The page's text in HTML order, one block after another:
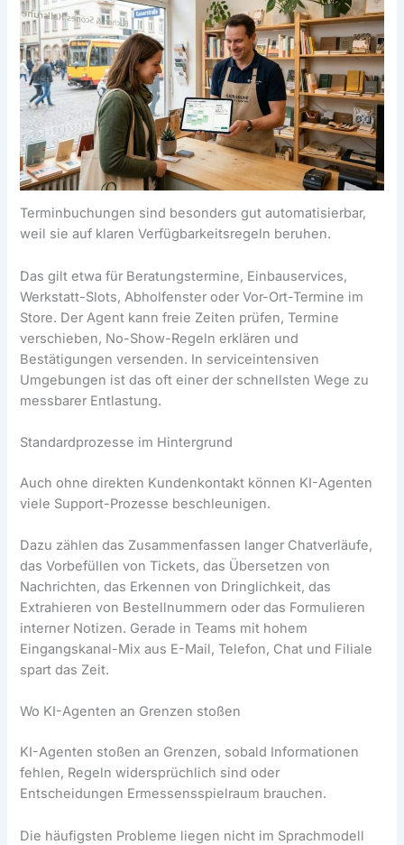
Terminbuchungen sind besonders gut automatisierbar,
weil sie auf klaren Verfügbarkeitsregeln beruhen.
Das gilt etwa für Beratungstermine, Einbauservices,
Werkstatt-Slots, Abholfenster oder Vor-Ort-Termine im
Store. Der Agent kann freie Zeiten prüfen, Termine
verschieben, No-Show-Regeln erklären und
Bestätigungen versenden. In serviceintensiven
Umgebungen ist das oft einer der schnellsten Wege zu
messbarer Entlastung.
Standardprozesse im Hintergrund
Auch ohne direkten Kundenkontakt können KI-Agenten
viele Support-Prozesse beschleunigen.
Dazu zählen das Zusammenfassen langer Chatverläufe,
das Vorbefüllen von Tickets, das Übersetzen von
Nachrichten, das Erkennen von Dringlichkeit, das
Extrahieren von Bestellnummern oder das Formulieren
interner Notizen. Gerade in Teams mit hohem
Eingangskanal-Mix aus E-Mail, Telefon, Chat und Filiale
spart das Zeit.
Wo KI-Agenten an Grenzen stoßen
KI-Agenten stoßen an Grenzen, sobald Informationen
fehlen, Regeln widersprüchlich sind oder
Entscheidungen Ermessensspielraum brauchen.
Die häufigsten Probleme liegen nicht im Sprachmodell